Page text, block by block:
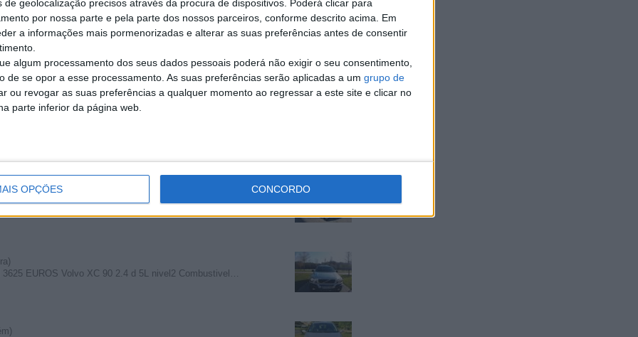
de geolocalização precisos através da procura de dispositivos. Poderá clicar para
por nossa parte e pela parte dos nossos parceiros, conforme descrito acima. Em
a informações mais pormenorizadas e alterar as suas preferências antes de consentir
algum processamento dos seus dados pessoais poderá não exigir o seu consentimento,
de se opor a esse processamento. As suas preferências serão aplicadas a um grupo de
ou revogar as suas preferências a qualquer momento ao regressar a este site e clicar no
parte inferior da página web.
OPÇÕES CONCORDO
Branco)
ModeloClio Versão1.2 16V Rip Curl…
bom estado, sem qualquer tipo de anomalia, Versão…
da Levegada, Viseu)
Rip Curl. Ar condicionado. Motor 1.2 a gasolina.
EUROS Volvo XC 90 2.4 d 5L nivel2 Combustivel…